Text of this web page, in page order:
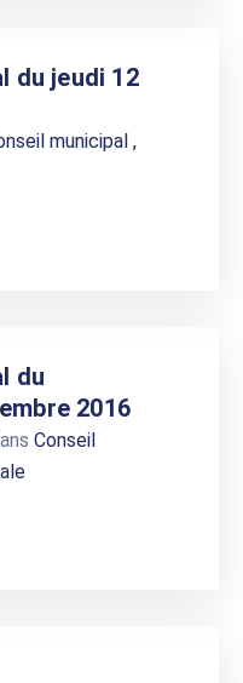
du jeudi 12
municipal ,
du
2016
Conseil